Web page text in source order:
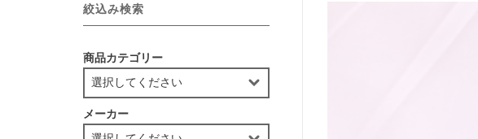
絞込み検索
商品カテゴリー
メーカー